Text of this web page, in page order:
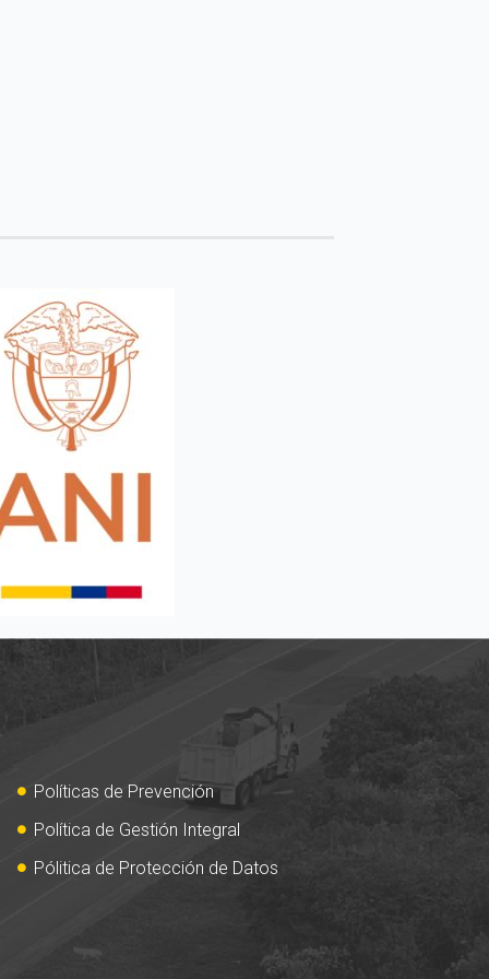
Políticas de Prevención
Política de Gestión Integral
Pólitica de Protección de Datos